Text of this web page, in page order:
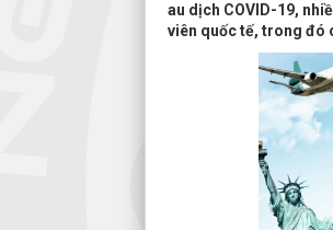
au dịch COVID-19,
viên quốc tế, trong đó